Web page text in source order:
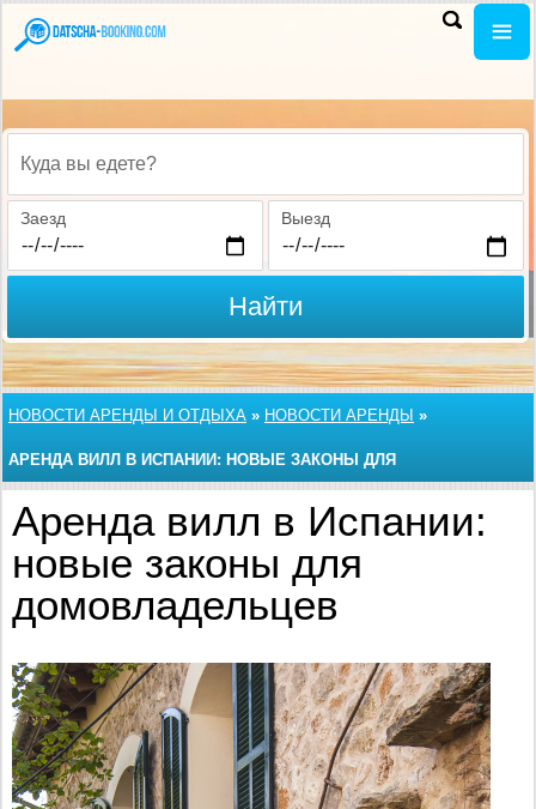
Куда вы едете?
Заезд Выезд
Найти
НОВОСТИ АРЕНДЫ И ОТДЫХА » НОВОСТИ АРЕНДЫ »
АРЕНДА ВИЛЛ В ИСПАНИИ: НОВЫЕ ЗАКОНЫ ДЛЯ
ДОМОВЛАДЕЛЬЦЕВ
Аренда вилл в Испании:
новые законы для
домовладельцев